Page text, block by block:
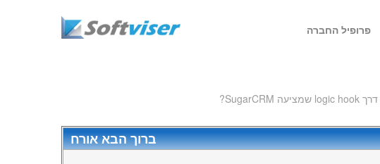
פרופיל החברה
ברוך הבאאורח